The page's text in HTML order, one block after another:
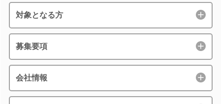
対象となる方
募集要項
会社情報